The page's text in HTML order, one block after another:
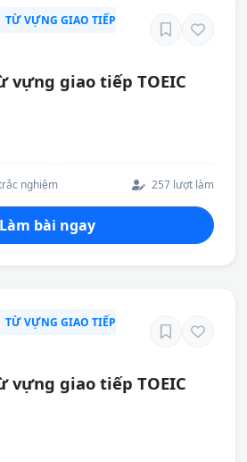
TỪ VỰNG GIAO TIẾP
vựng giao tiếp TOEIC
nghiệm 257 lượt làm
Làm bài ngay
TỪ VỰNG GIAO TIẾP
vựng giao tiếp TOEIC